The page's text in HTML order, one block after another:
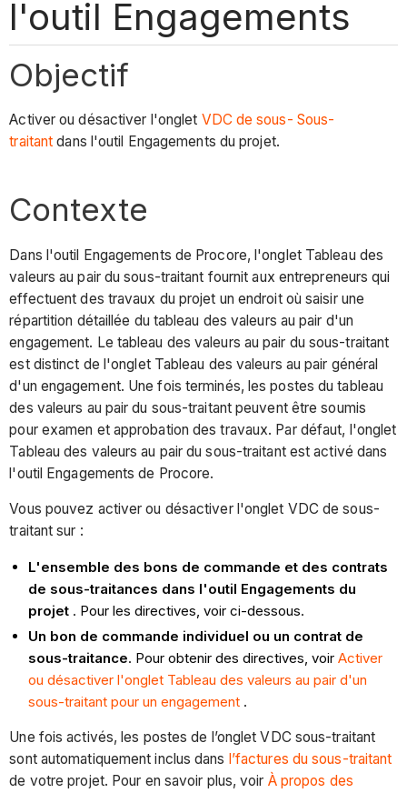
l'outil Engagements
Objectif
Activer ou désactiver l'onglet VDC de sous- Sous-
traitant dans l'outil Engagements du projet.
Contexte
Dans l'outil Engagements de Procore, l'onglet Tableau des
valeurs au pair du sous-traitant fournit aux entrepreneurs qui
effectuent des travaux du projet un endroit où saisir une
répartition détaillée du tableau des valeurs au pair d'un
engagement. Le tableau des valeurs au pair du sous-traitant
est distinct de l'onglet Tableau des valeurs au pair général
d'un engagement. Une fois terminés, les postes du tableau
des valeurs au pair du sous-traitant peuvent être soumis
pour examen et approbation des travaux. Par défaut, l'onglet
Tableau des valeurs au pair du sous-traitant est activé dans
l'outil Engagements de Procore.
Vous pouvez activer ou désactiver l'onglet VDC de sous-
traitant sur :
L'ensemble des bons de commande et des contrats
de sous-traitances dans l'outil Engagements du
projet . Pour les directives, voir ci-dessous.
Un bon de commande individuel ou un contrat de
sous-traitance. Pour obtenir des directives, voirActiver
ou désactiver l'onglet Tableau des valeurs au pair d'un
sous-traitant pour un engagement .
Une fois activés, les postes de l’onglet VDC sous-traitant
sont automatiquement inclus dans l’factures du sous-traitant
de votre projet. Pour en savoir plus, voir À propos des